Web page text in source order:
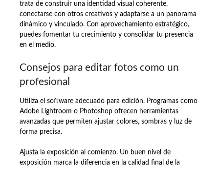
trata de construir una identidad visual coherente,
conectarse con otros creativos y adaptarse a un panorama
dinámico y vinculado. Con aprovechamiento estratégico,
puedes fomentar tu crecimiento y consolidar tu presencia
en el medio.
Consejos para editar fotos como un
profesional
Utiliza el software adecuado para edición. Programas como
Adobe Lightroom o Photoshop ofrecen herramientas
avanzadas que permiten ajustar colores, sombras y luz de
forma precisa.
Ajusta la exposición al comienzo. Un buen nivel de
exposición marca la diferencia en la calidad final de la